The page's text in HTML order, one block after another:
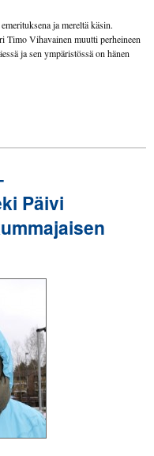
ja mereltä käsin.
Timo Vihavainen muutti perheineen
ja sen ympäristössä on hänen
Päivi